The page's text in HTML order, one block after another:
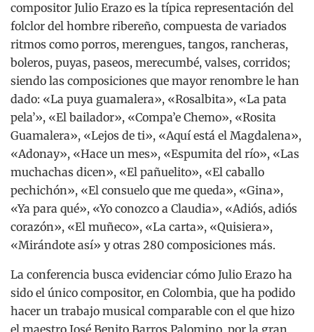
compositor Julio Erazo es la típica representación del
folclor del hombre ribereño, compuesta de variados
ritmos como porros, merengues, tangos, rancheras,
boleros, puyas, paseos, merecumbé, valses, corridos;
siendo las composiciones que mayor renombre le han
dado: «La puya guamalera», «Rosalbita», «La pata
pela’», «El bailador», «Compa’e Chemo», «Rosita
Guamalera», «Lejos de ti», «Aquí está el Magdalena»,
«Adonay», «Hace un mes», «Espumita del río», «Las
muchachas dicen», «El pañuelito», «El caballo
pechichón», «El consuelo que me queda», «Gina»,
«Ya para qué», «Yo conozco a Claudia», «Adiós, adiós
corazón», «El muñeco», «La carta», «Quisiera»,
«Mirándote así» y otras 280 composiciones más.
La conferencia busca evidenciar cómo Julio Erazo ha
sido el único compositor, en Colombia, que ha podido
hacer un trabajo musical comparable con el que hizo